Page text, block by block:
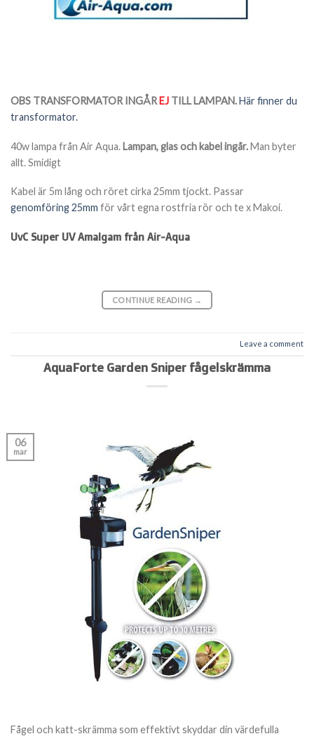
OBS TRANSFORMATOR INGÅR EJ TILL LAMPAN.Här finner du
transformator.
40w lampa från Air Aqua. Lampan, glas och kabel ingår.Man byter
allt. Smidigt
Kabel är 5m lång och röret cirka 25mm tjockt. Passar
genomföring 25mm för vårt egna rostfria rör och te x Makoi.
UvC Super UV Amalgam från Air-Aqua
CONTINUE READING →
Leave a comment
AquaForte Garden Sniper fågelskrämma
06
mar
Fågel och katt-skrämma som effektivt skyddar din värdefulla